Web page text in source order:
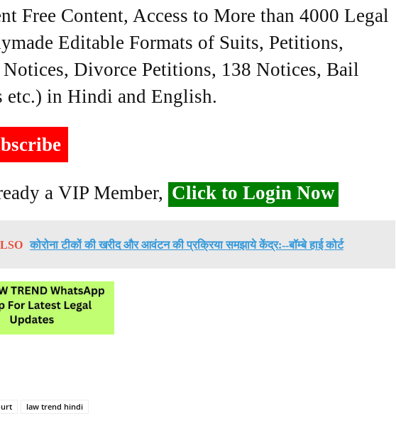
Free Content, Access to More than 4000 Legal
Editable Formats of Suits, Petitions,
Divorce Petitions, 138 Notices, Bail
etc.) in Hindi and English.
a VIP Member, Click to Login Now
कोरोना टीकों की खरीद और आवंटन की प्रक्रिया समझाये केंद्र:--बॉम्बे हाई कोर्ट
law trend hindi